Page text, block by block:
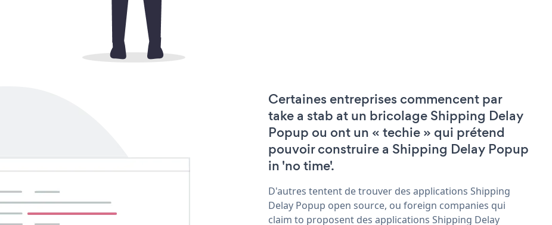
Certaines entreprises commencent par
take a stab at un bricolage Shipping Delay
Popup ou ont un « techie » qui prétend
pouvoir construire a Shipping Delay Popup
in 'no time'.
D'autres tentent de trouver des applications Shipping
Delay Popup open source, ou foreign companies qui
claim to proposent des applications Shipping Delay